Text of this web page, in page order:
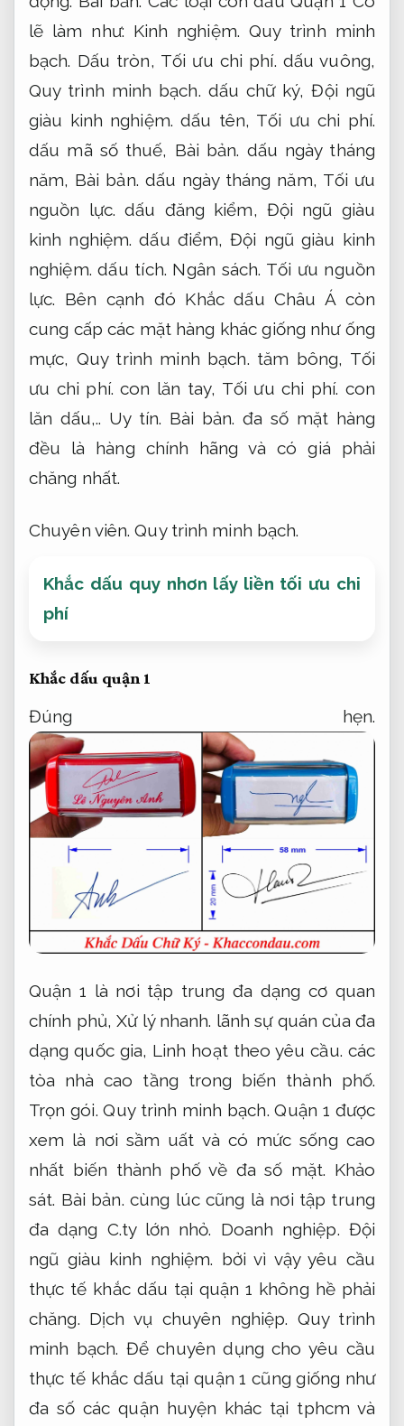
lẽ làm như: Kinh nghiệm. Quy trình minh
bạch. Dấu tròn, Tối ưu chi phí. dấu vuông,
Quy trình minh bạch. dấu chữ ký,Đội ngũ
giàu kinh nghiệm. dấu tên, Tối ưu chi phí.
dấu mã số thuế, Bài bản. dấu ngày tháng
năm, Bài bản. dấu ngày tháng năm, Tối ưu
nguồn lực. dấu đăng kiểm, Đội ngũ giàu
kinh nghiệm. dấu điểm,Đội ngũ giàu kinh
nghiệm. dấu tích. Ngân sách. Tối ưu nguồn
lực. Bên cạnh đó Khắc dấu Châu Á còn
cung cấp các mặt hàng khác giống như ống
mực, Quy trình minh bạch. tăm bông, Tối
ưu chi phí. con lăn tay, Tối ưu chi phí. con
lăn dấu,.. Uy tín. Bài bản. đa số mặt hàng
đều là hàng chính hãng và có giá phải
chăng nhất.
Chuyên viên. Quy trình minh bạch.
Khắc dấu quy nhơn lấy liền tối ưu chi
phí
Khắc dấu quận 1
Đúng hẹn.
Quận 1 là nơi tập trung đa dạng cơ quan
chính phủ,Xử lý nhanh. lãnh sự quán của đa
dạng quốc gia, Linh hoạt theo yêu cầu. các
tòa nhà cao tầng trong biến thành phố.
Trọn gói. Quy trình minh bạch. Quận 1 được
xem là nơi sầm uất và có mức sống cao
nhất biến thành phố về đa số mặt. Khảo
sát. Bài bản. cùng lúc cũng là nơi tập trung
đa dạng C.ty lớn nhỏ. Doanh nghiệp. Đội
ngũ giàu kinh nghiệm. bởi vì vậy yêu cầu
thực tế khắc dấu tại quận 1 không hề phải
chăng. Dịch vụ chuyên nghiệp. Quy trình
minh bạch. Để chuyên dụng cho yêu cầu
thực tế khắc dấu tại quận 1 cũng giống như
đa số các quận huyện khác tại tphcm và